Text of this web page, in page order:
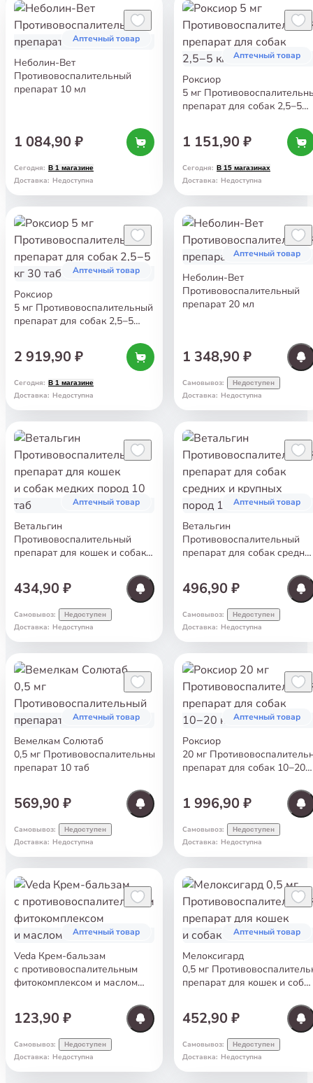
Аптечный товар
Неболин-Вет
Противовоспалительный
препарат 10 мл
1 084,90 ₽
Сегодня: В 1 магазине
Доставка: Недоступна
Аптечный товар
Роксиор
5 мг
препарат для собак 2,5−5
1 151,90 ₽
Сегодня: В 15 магазинах
Доставка: Недоступна
Аптечный товар
Роксиор
5 мг Противовоспалительный
препарат для собак 2,5−5
2 919,90 ₽
Сегодня: В 1 магазине
Доставка: Недоступна
Аптечный товар
Неболин-Вет
Противовоспалительный
препарат 20 мл
1 348,90 ₽
Самовывоз: Недоступен
Доставка: Недоступна
Аптечный товар
Ветальгин
Противовоспалительный
препарат для кошек и собак
434,90 ₽
Самовывоз: Недоступен
Доставка: Недоступна
Аптечный товар
Ветальгин
Противовоспалительный
препарат для собак
496,90 ₽
Самовывоз: Недоступен
Доставка: Недоступна
Аптечный товар
Вемелкам Солютаб
0,5 мг Противовоспалительный
препарат 10 таб
569,90 ₽
Самовывоз: Недоступен
Доставка: Недоступна
Аптечный товар
Роксиор
20 мг
препарат для собак 10−20
1 996,90 ₽
Самовывоз: Недоступен
Доставка: Недоступна
Аптечный товар
Veda Крем-бальзам
с противовоспалительным
фитокомплексом и маслом
123,90 ₽
Самовывоз: Недоступен
Доставка: Недоступна
Аптечный товар
Мелоксигард
0,5 мг
препарат для кошек и
452,90 ₽
Самовывоз: Недоступен
Доставка: Недоступна